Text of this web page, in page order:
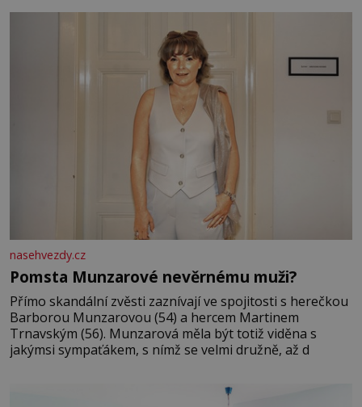
mi knihy, práce a hlavně klid. Hned po studiích jsem
nasehvezdy.cz
Pomsta Munzarové nevěrnému muži?
Přímo skandální zvěsti zaznívají ve spojitosti s herečkou
Barborou Munzarovou (54) a hercem Martinem
Trnavským (56). Munzarová měla být totiž viděna s
jakýmsi sympaťákem, s nímž se velmi družně, až d